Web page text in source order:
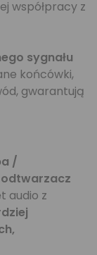
współpracy z
sygnału
końcówki,
gwarantują
/
audio z